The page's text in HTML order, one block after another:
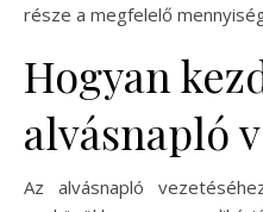
része a megfelelő
Hogyan
alvásnapló
Az alvásnapló